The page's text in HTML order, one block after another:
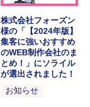
株式会社フォーズン
様の「【2024年版】
集客に強いおすすめ
のWEB制作会社のま
とめ！」にソライル
が選出されました！
お知らせ